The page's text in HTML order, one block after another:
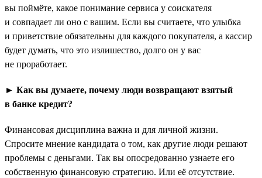
вы поймёте, какое понимание сервиса у соискателя
и совпадает ли оно с вашим. Если вы считаете, что улыбка
и приветствие обязательны для каждого покупателя, а кассир
будет думать, что это излишество, долго он у вас
не проработает.
► Как вы думаете, почему люди возвращают взятый
в банке кредит?
Финансовая дисциплина важна и для личной жизни.
Спросите мнение кандидата о том, как другие люди решают
проблемы с деньгами. Так вы опосредованно узнаете его
собственную финансовую стратегию. Или её отсутствие.